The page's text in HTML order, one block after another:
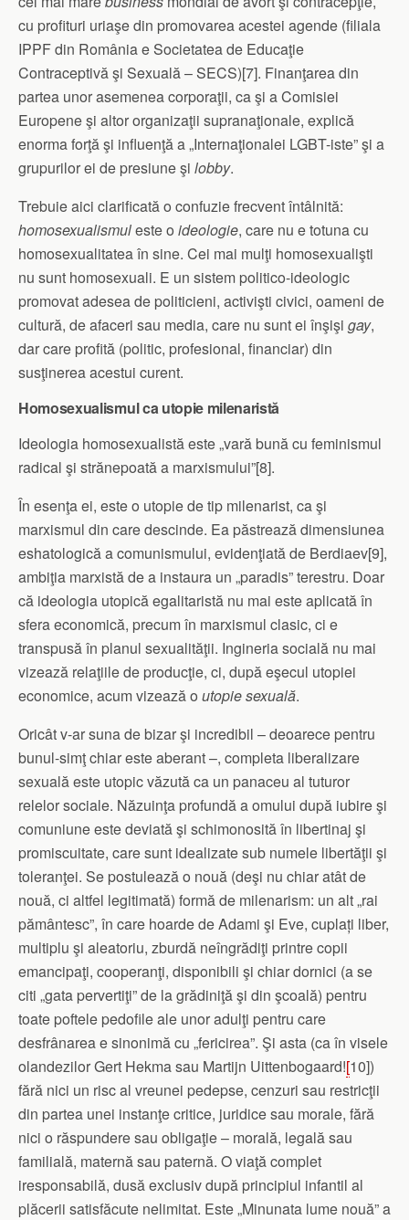
cu profituri uriaşe din promovarea acestei agende (filiala
IPPF din România e Societatea de Educaţie
Contraceptivă şi Sexuală – SECS)[7]. Finanţarea din
partea unor asemenea corporaţii, ca şi a Comisiei
Europene şi altor organizaţii supranaţionale, explică
enorma forţă şi influenţă a „Internaţionalei LGBT-iste” şi a
grupurilor ei de presiune şi lobby.
Trebuie aici clarificată o confuzie frecvent întâlnită:
homosexualismuleste o ideologie, care nu e totuna cu
homosexualitatea în sine. Cei mai mulţi homosexualişti
nu sunt homosexuali. E un sistem politico-ideologic
promovat adesea de politicieni, activişti civici, oameni de
cultură, de afaceri sau media, care nu sunt ei înşişi gay,
dar care profită (politic, profesional, financiar) din
susţinerea acestui curent.
Homosexualismul ca utopie milenaristă
Ideologia homosexualistă este „vară bună cu feminismul
radical şi strănepoată a marxismului”[8].
În esenţa ei, este o utopie de tip milenarist, ca şi
marxismul din care descinde. Ea păstrează dimensiunea
eshatologică a comunismului, evidenţiată de Berdiaev[9],
ambiţia marxistă de a instaura un „paradis” terestru. Doar
că ideologia utopică egalitaristă nu mai este aplicată în
sfera economică, precum în marxismul clasic, ci e
transpusă în planul sexualităţii. Ingineria socială nu mai
vizează relaţiile de producţie, ci, după eşecul utopiei
economice, acum vizează o utopie sexuală.
Oricât v-ar suna de bizar şi incredibil – deoarece pentru
bunul-simţ chiar este aberant –, completa liberalizare
sexuală este utopic văzută ca un panaceu al tuturor
relelor sociale. Năzuinţa profundă a omului după iubire şi
comuniune este deviată şi schimonosită în libertinaj şi
promiscuitate, care sunt idealizate sub numele libertăţii şi
toleranţei. Se postulează o nouă (deşi nu chiar atât de
nouă, ci altfel legitimată) formă de milenarism: un alt „rai
pământesc”, în care hoarde de Adami şi Eve, cuplați liber,
multiplu şi aleatoriu, zburdă neîngrădiţi printre copii
emancipaţi, cooperanţi, disponibili şi chiar dornici (a se
citi „gata pervertiţi” de la grădiniţă şi din şcoală) pentru
toate poftele pedofile ale unor adulţi pentru care
desfrânarea e sinonimă cu „fericirea”. Şi asta (ca în visele
olandezilor Gert Hekma sau Martijn Uittenbogaard![10])
fără nici un risc al vreunei pedepse, cenzuri sau restricţii
din partea unei instanţe critice, juridice sau morale, fără
nici o răspundere sau obligaţie – morală, legală sau
familială, maternă sau paternă. O viaţă complet
iresponsabilă, dusă exclusiv după principiul infantil al
plăcerii satisfăcute nelimitat. Este „Minunata lume nouă” a